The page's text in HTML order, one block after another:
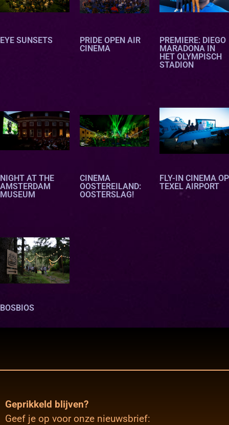
EYE SUNSETS
PRIDE OPEN AIR
CINEMA
PREMIERE: DIEGO
MARADONA IN
HET OLYMPISCH
STADION
NIGHT AT THE
AMSTERDAM
MUSEUM
CINEMA
OOSTEREILAND:
OOSTERSLAG!
FLY-IN CINEMA OP
TEXEL AIRPORT
BOSBIOS
Geprikkeld blijven?
Geef je op voor onze nieuwsbrief: